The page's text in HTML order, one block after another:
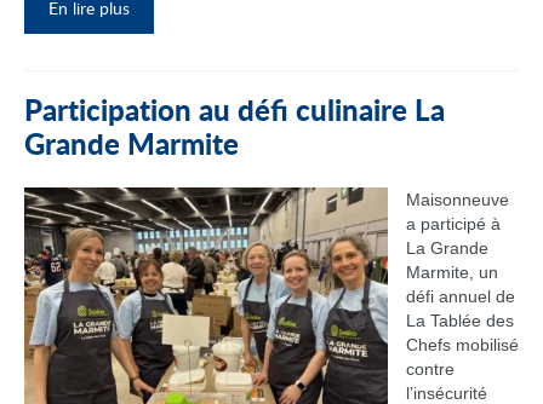
En lire plus
Participation au défi culinaire La
Grande Marmite
Maisonneuve
a participé à
La Grande
Marmite, un
défi annuel de
La Tablée des
Chefs mobilisé
contre
l’insécurité